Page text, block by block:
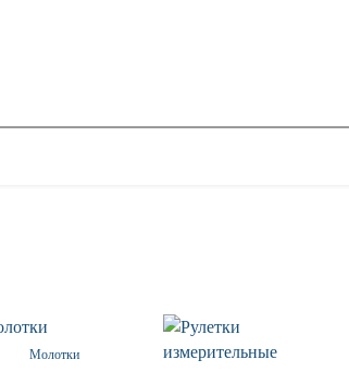
Молотки